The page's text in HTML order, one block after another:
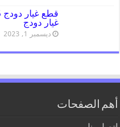
غيار دودج
ديسمبر 1, 2023
أهم الصفحات